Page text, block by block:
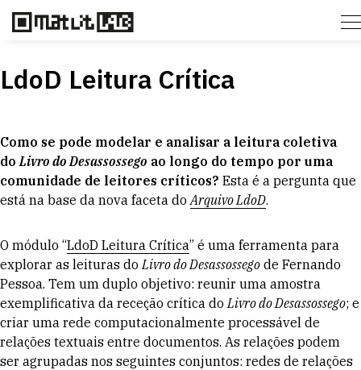
LdoD Leitura Crítica
Como se pode modelar e analisar a leitura coletiva
doLivro do Desassossego ao longo do tempo por uma
comunidade de leitores críticos? Esta é a pergunta que
está na base da nova faceta doArquivo LdoD.
O módulo “LdoD Leitura Crítica” é uma ferramenta para
explorar as leituras doLivro do Desassossego de Fernando
Pessoa. Tem um duplo objetivo: reunir uma amostra
exemplificativa da receção crítica doLivro do Desassossego; e
criar uma rede computacionalmente processável de
relações textuais entre documentos. As relações podem
ser agrupadas nos seguintes conjuntos: redes de relações